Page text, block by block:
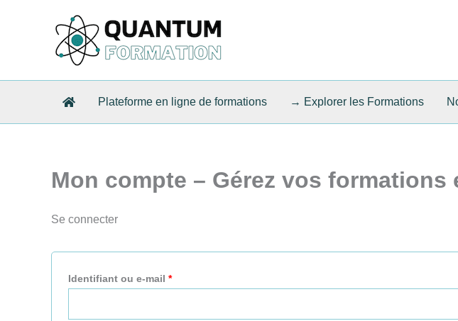
Plateforme en ligne de formations → Explorer les Formations
Mon compte – Gérez vos formations
Se connecter
Identifiant ou e-mail *